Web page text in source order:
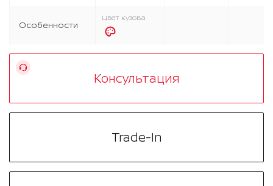
Особенности
Цвет кузова
Консультация
Trade-In